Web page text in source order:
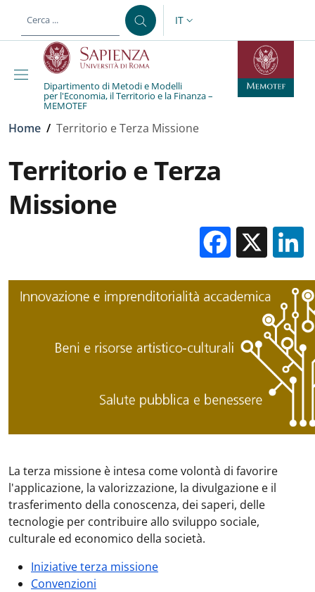
al contenuto principale
SELETTORE LINGUA:
IT
Dipartimento di Metodi e Modelli
per l'Economia, il Territorio e la Finanza –
MEMOTEF
Briciole di pane
Home / Territorio e Terza Missione
Territorio e Terza
Missione
X
La terza missione è intesa come volontà di favorire
l'applicazione, la valorizzazione, la divulgazione e il
trasferimento della conoscenza, dei saperi, delle
tecnologie per contribuire allo sviluppo sociale,
culturale ed economico della società.
Iniziative terza missione
Convenzioni